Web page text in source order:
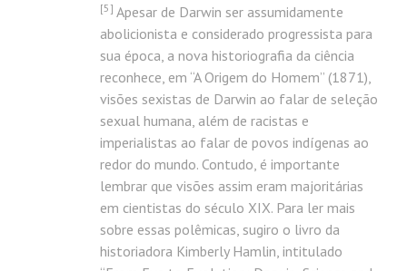
[5] Apesar de Darwin ser assumidamente
abolicionista e considerado progressista para
sua época, a nova historiografia da ciência
reconhece, em “A Origem do Homem” (1871),
visões sexistas de Darwin ao falar de seleção
sexual humana, além de racistas e
imperialistas ao falar de povos indígenas ao
redor do mundo. Contudo, é importante
lembrar que visões assim eram majoritárias
em cientistas do século XIX. Para ler mais
sobre essas polêmicas, sugiro o livro da
historiadora Kimberly Hamlin, intitulado